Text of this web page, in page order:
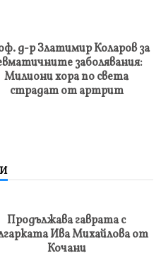
д-р Златимир Коларов за
заболявания:
Милиони хора по света
страдат от артрит
Продължава гаврата с
Ива Михайлова от
Кочани